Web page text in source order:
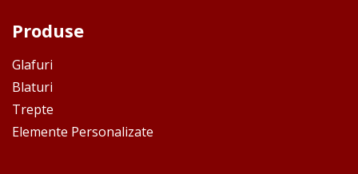
Produse
Glafuri
Blaturi
Trepte
Elemente Personalizate